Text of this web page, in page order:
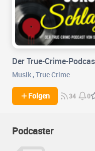
Der True-Crime-
Musik ,True Crime
Folgen 34 0
Podcaster